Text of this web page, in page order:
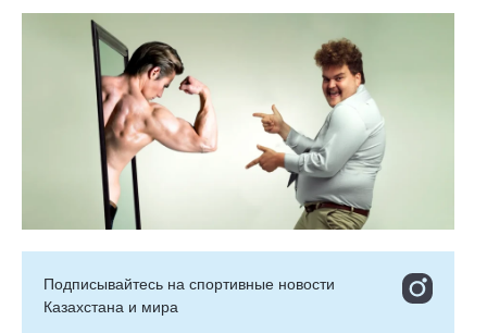
Подписывайтесь на cпортивные новости
Казахстана и мира